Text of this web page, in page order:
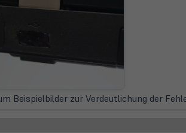
Beispielbilder zur Verdeutlichung der